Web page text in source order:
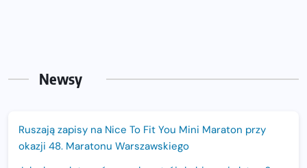
Newsy
Ruszają zapisy na Nice To Fit You Mini Maraton przy
okazji 48. Maratonu Warszawskiego